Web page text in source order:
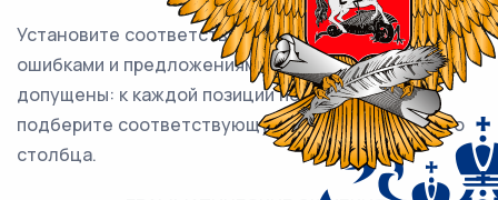
Установите соответствие между грамматическими
ошибками и предложениями, в которых они
допущены: к каждой позиции первого столбца
подберите соответствующую позицию из второго
столбца.